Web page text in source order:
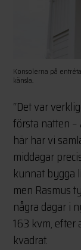
Konsolerna på
känsla.
“Det var
första natten
här har vi
middagar
kunnat bygga
men Rasmus
några dagar i
163 kvm,
kvadrat.